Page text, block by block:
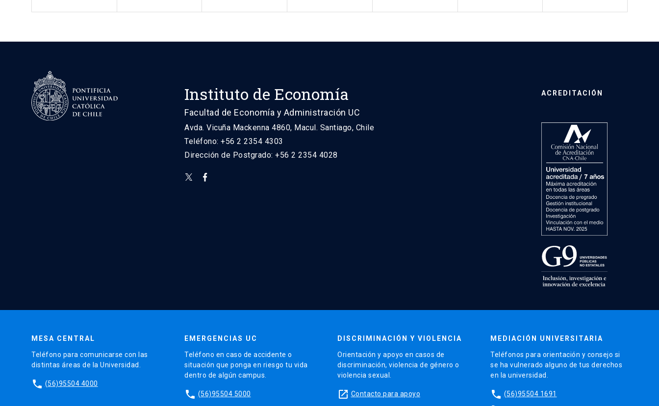
Instituto de Economía
Facultad de Economía y Administración UC
Avda. Vicuña Mackenna 4860, Macul. Santiago, Chile
Teléfono: +56 2 2354 4303
Dirección de Postgrado: +56 2 2354 4028
ACREDITACIÓN
MESA CENTRAL
Teléfono para comunicarse con las
distintas áreas de la Universidad.
phone (56)95504 4000
EMERGENCIAS UC
Teléfono en caso de accidente o
situación que ponga en riesgo tu vida
dentro de algún campus.
phone (56)95504 5000
DISCRIMINACIÓN Y VIOLENCIA
Orientación y apoyo en casos de
discriminación, violencia de género o
violencia sexual.
launch Contacto para apoyo
MEDIACIÓN UNIVERSITARIA
Teléfonos para orientación y consejo si
se ha vulnerado alguno de tus derechos
en la universidad.
phone (56)95504 1691